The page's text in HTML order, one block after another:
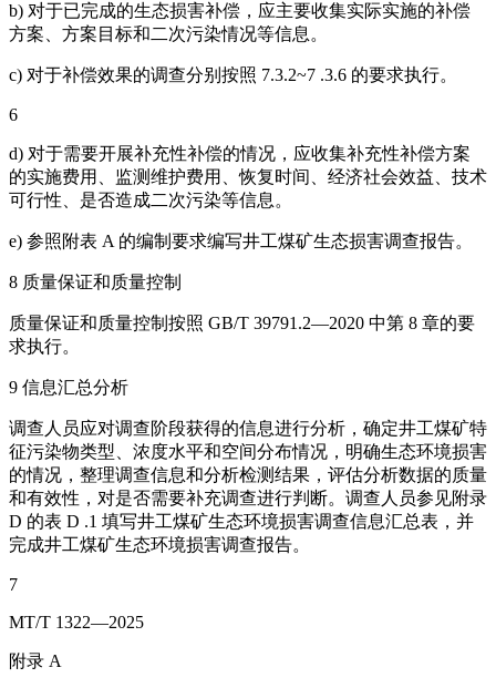
b) 对于已完成的生态损害补偿，应主要收集实际实施的补偿
方案、方案目标和二次污染情况等信息。
c) 对于补偿效果的调查分别按照 7.3.2~7 .3.6 的要求执行。
6
d) 对于需要开展补充性补偿的情况，应收集补充性补偿方案
的实施费用、监测维护费用、恢复时间、经济社会效益、技术
可行性、是否造成二次污染等信息。
e) 参照附表 A 的编制要求编写井工煤矿生态损害调查报告。
8 质量保证和质量控制
质量保证和质量控制按照 GB/T 39791.2—2020 中第 8 章的要
求执行。
9 信息汇总分析
调查人员应对调查阶段获得的信息进行分析，确定井工煤矿特
征污染物类型、浓度水平和空间分布情况，明确生态环境损害
的情况，整理调查信息和分析检测结果，评估分析数据的质量
和有效性，对是否需要补充调查进行判断。调查人员参见附录
D 的表 D .1 填写井工煤矿生态环境损害调查信息汇总表，并
完成井工煤矿生态环境损害调查报告。
7
MT/T 1322—2025
附录 A